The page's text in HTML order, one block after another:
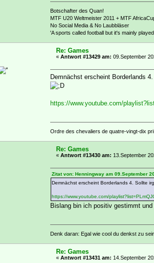
Botschafter des Quan!
MTF U20 Weltmeister 2011 + MTF
No Social Media & No Laubbläser
'A sports called football but it's mainly
Re: Games
« Antwort #13429 am: 09.September
Demnächst erscheint Borderlands
https://www.youtube.com/
Ordre des chevaliers de quatre-vingt-dix
Re: Games
« Antwort #13430 am: 13.September
Zitat von: Henningway am 09.September
Demnächst erscheint Borderlands 4. Sollte
https://www.youtube.com/
Bislang bin ich positiv gestimmt
Denk daran: Egal wie cool du denkst zu
Re: Games
« Antwort #13431 am: 14.September